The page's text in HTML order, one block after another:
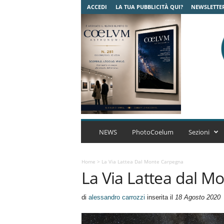
ACCEDI LA TUA PUBBLICITÀ QUI?
C
u
m
A
r
NEWS PhotoCoelum Sezioni
Home > La Via Lattea Dal Monte Carpegna
La Via Lattea dal
di alessandro carrozzi inserita il 18 Agosto 2020